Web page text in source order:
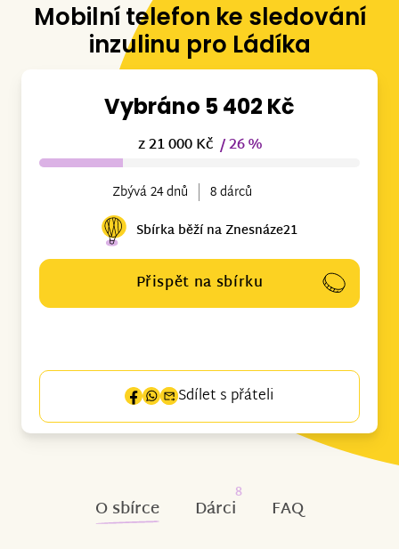
Mobilní telefon ke sledování
inzulinu pro Ládíka
Vybráno 5 402 Kč
z 21 000 Kč / 26 %
Zbývá 24 dnů
8 dárců
Sbírka běží na Znesnáze21
Přispět na sbírku
Sdílet s přáteli
O sbírce Dárci
8
FAQ